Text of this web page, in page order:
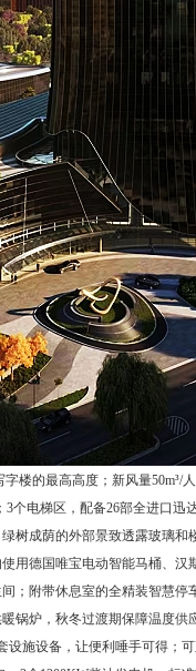
楼的最高高度；新风量50m³/
个电梯区，配备26部全进口迅
树成荫的外部景致透露玻璃
用德国唯宝电动智能马桶、
；附带休息室的全精装智慧
锅炉，秋冬过渡期保障温度供
施设备，让便利唾手可得；